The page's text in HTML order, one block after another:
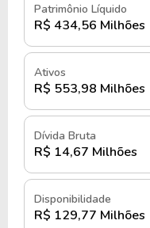
A empresa investe
para manter-se
dinâmicas do
As ações ordinárias
B3 sob os tickers
fracionário.
História e
Neogrid
Patrimônio Líquido
R$ 434,56 Milhões
Ativos
R$ 553,98 Milhões
Dívida Bruta
R$ 14,67 Milhões
Disponibilidade
R$ 129,77 Milhões